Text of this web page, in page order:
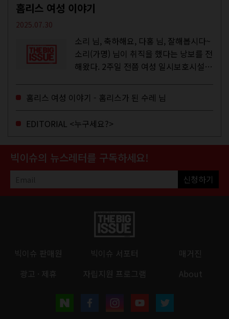
홈리스 여성 이야기
2025.07.30
소리 님, 축하해요, 다홍 님, 잘해봅시다~
소리(가명) 님이 취직을 했다는 낭보를 전
해왔다. 2주일 전쯤 여성 일시보호시설에
고, 저 오늘이 마지막이에요, 이렇게 인사
를 하고 가셨던...
홈리스 여성 이야기 - 홈리스가 된 수레 님
EDITORIAL <누구세요?>
빅이슈의 뉴스레터를 구독하세요!
신청하기
빅이슈 판매원 빅이슈 서포터
매거진
광고 · 제휴
자립지원 프로그램 About